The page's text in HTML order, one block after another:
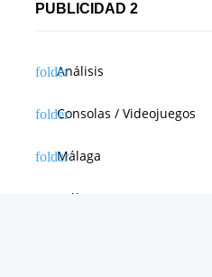
PUBLICIDAD 2
Análisis
Consolas / Videojuegos
Málaga
Málaga CF